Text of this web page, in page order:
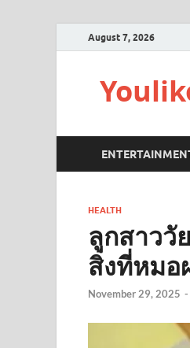
August 7, 2026
HEALTH
ลูกสาววั
สิ่งที่หมอ
November 29, 2025 -